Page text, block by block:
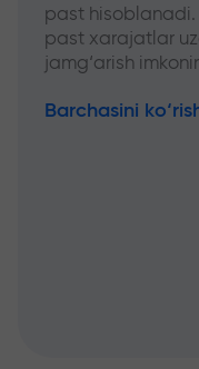
past hisoblanadi.
past xarajatlar
jamg‘arish
Barchasini